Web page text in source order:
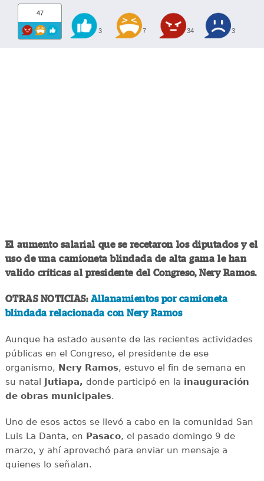
47
3 7 34 3
El aumento salarial que se recetaron los diputados y el
uso de una camioneta blindada de alta gama le han
valido críticas al presidente del Congreso, Nery Ramos.
OTRAS NOTICIAS: Allanamientos por camioneta
blindada relacionada con Nery Ramos
Aunque ha estado ausente de las recientes actividades
públicas en el Congreso, el presidente de ese
organismo, Nery Ramos, estuvo el fin de semana en
su natal Jutiapa, donde participó en la inauguración
de obras municipales.
Uno de esos actos se llevó a cabo en la comunidad San
Luis La Danta, en Pasaco, el pasado domingo 9 de
marzo, y ahí aprovechó para enviar un mensaje a
quienes lo señalan.